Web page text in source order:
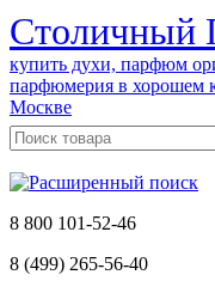
купить духи, парфюм
парфюмерия в хорошем
Москве
8 800 101-52-46
8 (499) 265-56-40